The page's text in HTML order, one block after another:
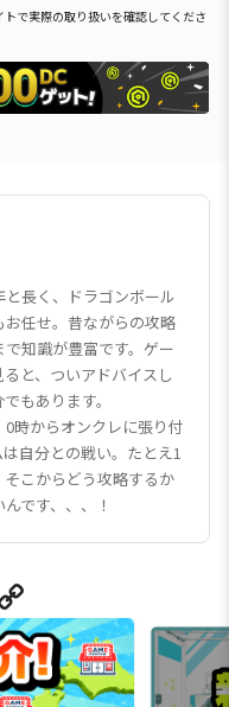
で実際の取り扱いを確認してくださ
長く、ドラゴンボール
任せ。昔ながらの攻略
知識が豊富です。ゲー
と、ついアドバイスし
もあります。
時からオンクレに張り付
自分との戦い。たとえ1
こからどう攻略するか
です、、、！